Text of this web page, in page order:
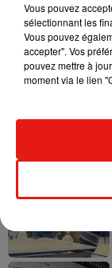
Vous pouvez
sélectionnant les
Vous pouvez
accepter". Vos
pouvez mettre à
moment via le lien